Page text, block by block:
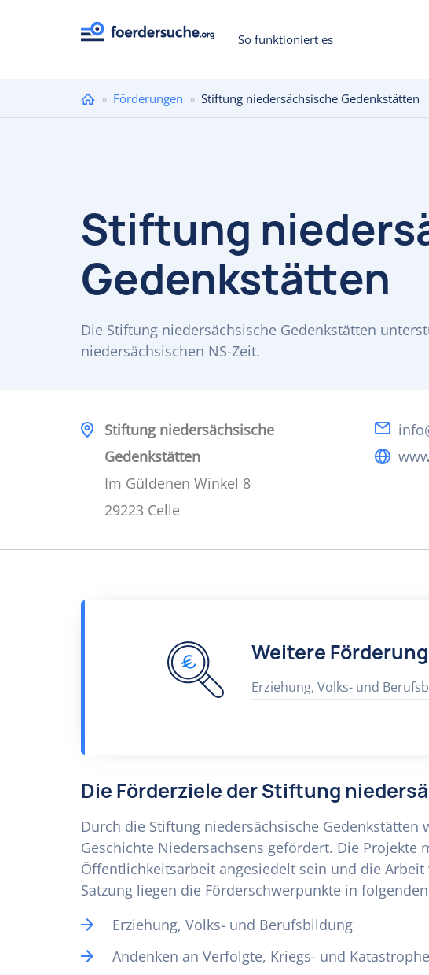
So funktioniert es
Sie
» Förderungen » Stiftung niedersächsische Gedenkstätten
Stiftung
Gedenkstätten
Die Stiftung niedersächsische Gedenkstätten
niedersächsischen NS-Zeit.
Stiftung niedersächsische
Gedenkstätten
Im Güldenen Winkel 8
29223 Celle
Weitere
Erziehung, Volks- und
Die Förderziele der Stiftung
Durch die Stiftung niedersächsische
Geschichte Niedersachsens gefördert. Die
Öffentlichkeitsarbeit angesiedelt sein und die
Satzung liegen die Förderschwerpunkte in
Erziehung, Volks- und Berufsbildung
Andenken an Verfolgte, Kriegs- und